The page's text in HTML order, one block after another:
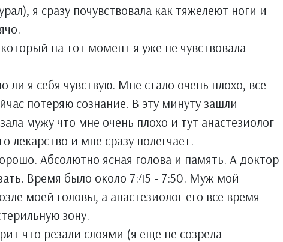
я сразу почувствовала как тяжелеют ноги и
на тот момент я уже не чувствовала
ли я себя чувствую. Мне стало очень плохо, все
потеряю сознание. В эту минуту зашли
мужу что мне очень плохо и тут анастезиолог
лекарство и мне сразу полегчает.
Абсолютно ясная голова и память. А доктор
Время было около 7:45 - 7:50. Муж мой
моей головы, а анастезиолог его все время
зону.
что резали слоями (я еще не созрела